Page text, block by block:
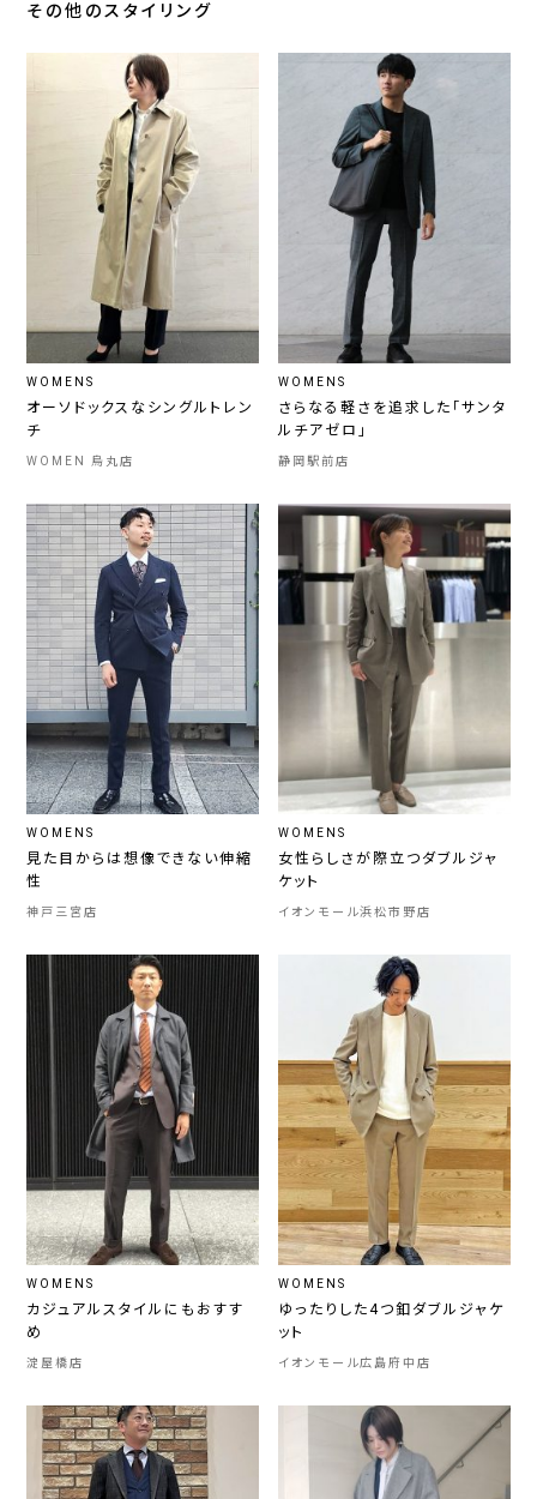
その他のスタイリング
WOMENS
オーソドックスなシングルトレン
チ
WOMEN 烏丸店
WOMENS
さらなる軽さを追求した「サンタ
ルチアゼロ」
静岡駅前店
WOMENS
見た目からは想像できない伸縮
性
神戸三宮店
WOMENS
女性らしさが際立つダブルジャ
ケット
イオンモール浜松市野店
WOMENS
カジュアルスタイルにもおすす
め
淀屋橋店
WOMENS
ゆったりした4つ釦ダブルジャケ
ット
イオンモール広島府中店